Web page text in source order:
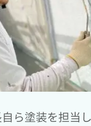
ら塗装を担当